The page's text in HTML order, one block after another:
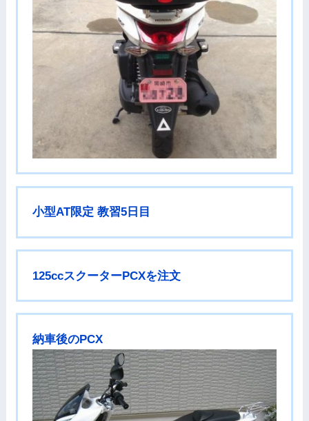
小型AT限定 教習5日目
125ccスクーターPCXを注文
納車後のPCX